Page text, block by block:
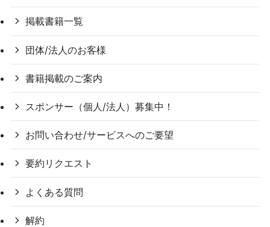
掲載書籍一覧
団体/法人のお客様
書籍掲載のご案内
スポンサー（個人/法人）募集中！
お問い合わせ/サービスへのご要望
要約リクエスト
よくある質問
解約